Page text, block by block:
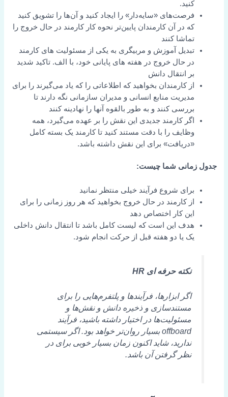
کنید.
فرصت‌های «سایه‌دار» را ایجاد کنید و آن‌ها را تشویق کنید
که در آن کارمندان پایین‌تر نحوه کار کارمند در حال خروج را
تماشا کنند
تبدیل آموزش و مربیگری به یکی از مسئولیت های کارمند
در حال خروج در هفته های پایانی خود، با الف. تاکید شدید
بر انتقال دانش
از کارمندان بخواهید که اطلاعاتی را که یاد می‌گیرند را برای
مدیریت منابع انسانی و مدیران سازمانی نگه دارند تا
بررسی کنند و به طور بالقوه آنها را نهادینه کنند
اگر کارمند جدیدی این نقش را بر عهده می‌گیرد، همه
وظایف را با دقت مستند کنید تا کارمند یک بسته کامل
«دریافت» برای این نقش داشته باشد.
جدول زمانی شما چیست:
برای شروع فرآیند خیلی منتظر نمانید
از کارمند در حال خروج بخواهید که هر روز زمانی را برای
این کار اختصاص دهد
هدف این است که لیست کامل باشد تا انتقال دانش داخلی
یک یا دو هفته قبل از حرکت انجام شود.
نکته حرفه ای HR
اگر ابزارها، فرآیندها و پلتفرم‌هایی را برای
مستندسازی و ذخیره دانش و نقش‌ها و
مسئولیت‌ها در اختیار داشته باشید، فرآیند
offboard بسیار روان‌تر خواهد بود. اگر سیستمی
ندارید، شاید اکنون زمان بسیار خوبی برای در
نظر گرفتن آن باشد.